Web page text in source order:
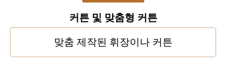
커튼 및 맞춤형 커튼
맞춤 제작된 휘장이나 커튼